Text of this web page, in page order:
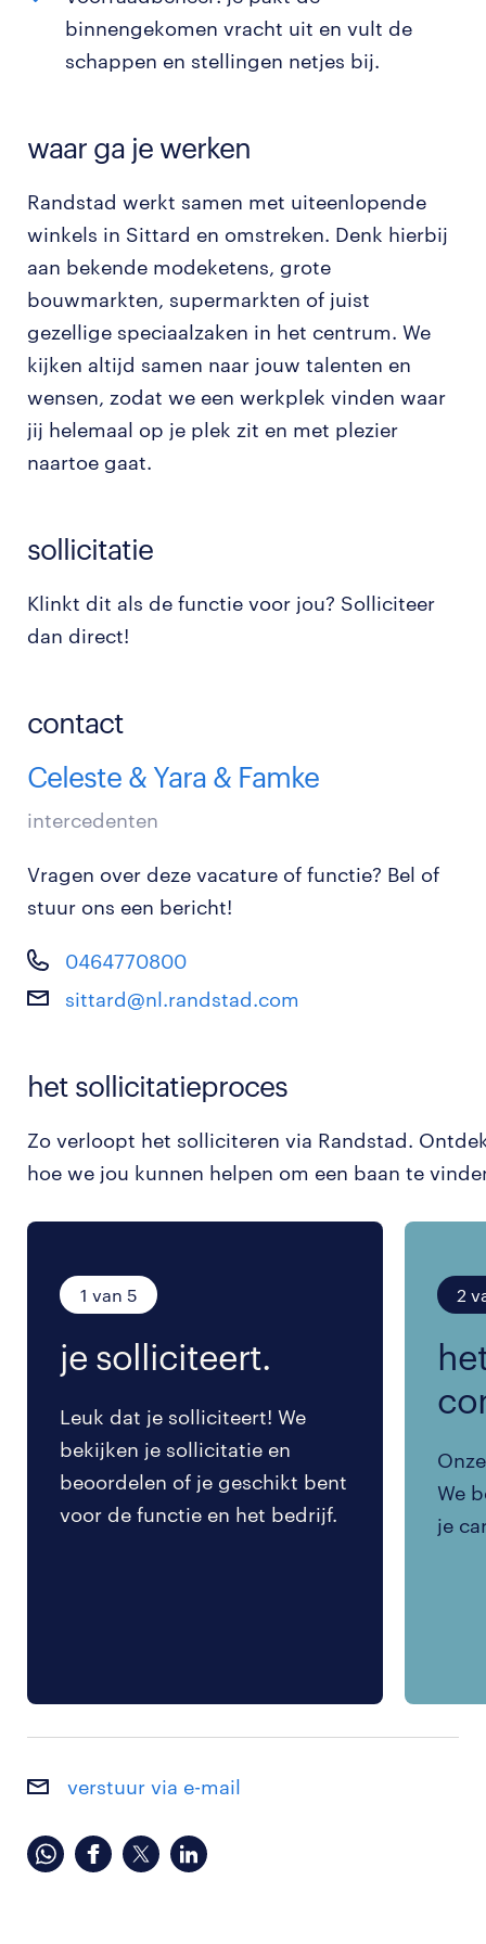
binnengekomen vracht uit en vult de
schappen en stellingen netjes bij.
waar ga je werken
Randstad werkt samen met uiteenlopende
winkels in Sittard en omstreken. Denk hierbij
aan bekende modeketens, grote
bouwmarkten, supermarkten of juist
gezellige speciaalzaken in het centrum. We
kijken altijd samen naar jouw talenten en
wensen, zodat we een werkplek vinden waar
jij helemaal op je plek zit en met plezier
naartoe gaat.
sollicitatie
Klinkt dit als de functie voor jou? Solliciteer
dan direct!
contact
Celeste & Yara & Famke
intercedenten
Vragen over deze vacature of functie? Bel of
stuur ons een bericht!
0464770800
sittard@nl.randstad.com
het sollicitatieproces
Zo verloopt het solliciteren via Randstad.
hoe we jou kunnen helpen om een baan te
1 van 5
je solliciteert.
Leuk dat je solliciteert! We
bekijken je sollicitatie en
beoordelen of je geschikt bent
voor de functie en het bedrijf.
2
We
je
verstuur via e-mail